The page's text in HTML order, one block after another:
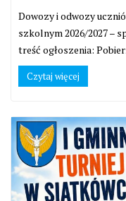
Dowozy i odwozy
szkolnym 2026/2027 –
treść ogłoszenia:
Czytaj więcej